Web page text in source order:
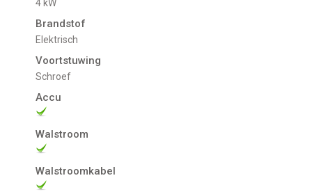
4 kW
Brandstof
Elektrisch
Voortstuwing
schroef
Accu
Walstroom
Walstroomkabel